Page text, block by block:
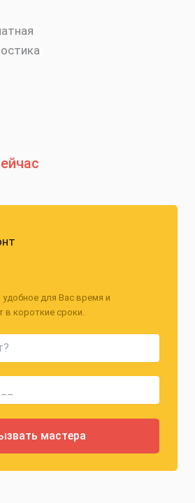
для Вас время и
в короткие сроки.